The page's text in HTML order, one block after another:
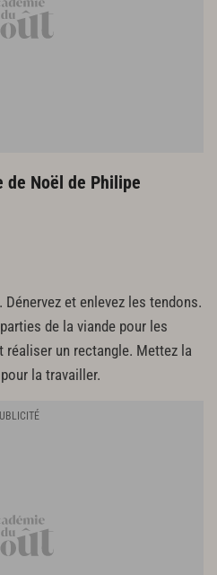
de Noël de Philipe
et enlevez les tendons.
de la viande pour les
réaliser un rectangle. Mettez la
la travailler.